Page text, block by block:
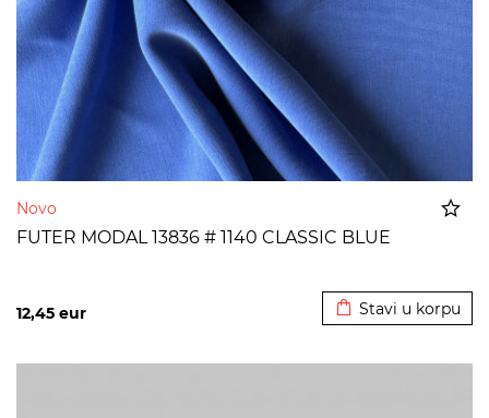
Novo
FUTER MODAL 13836 # 1140 CLASSIC BLUE
12,45 eur Stavi u korpu